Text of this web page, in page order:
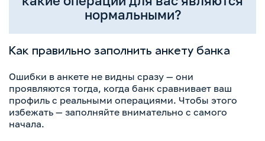
нормальными?
Как правильно заполнить анкету банка
Ошибки в анкете не видны сразу — они
проявляются тогда, когда банк сравнивает ваш
профиль с реальными операциями. Чтобы этого
избежать — заполняйте внимательно с самого
начала.